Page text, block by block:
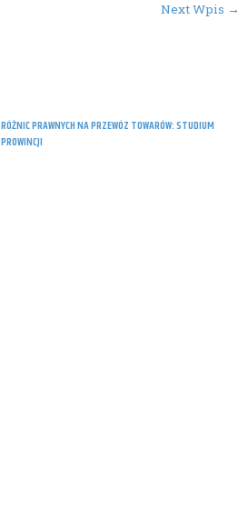
PRAWNYCH NA PRZEWÓZ TOWARÓW: STUDIUM
Next Wpis →